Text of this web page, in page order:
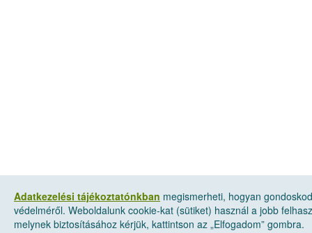
Adatkezelési tájékoztatónkban megismerheti, hogyan
védelméről. Weboldalunk cookie-kat (sütiket) használ a jobb
melynek biztosításához kérjük, kattintson az „Elfogadom” gombra.